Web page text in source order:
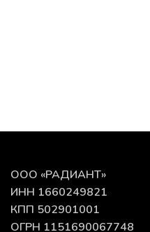
ООО «РАДИАНТ»
ИНН 1660249821
КПП 502901001
ОГРН 1151690067748